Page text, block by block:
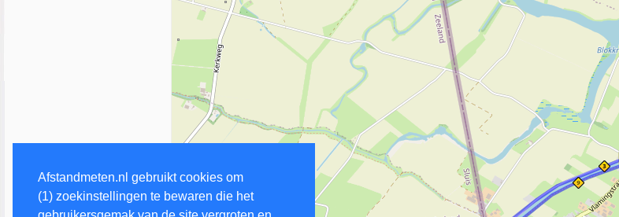
Afstandmeten.nl gebruikt cookies om
(1) zoekinstellingen te bewaren die het